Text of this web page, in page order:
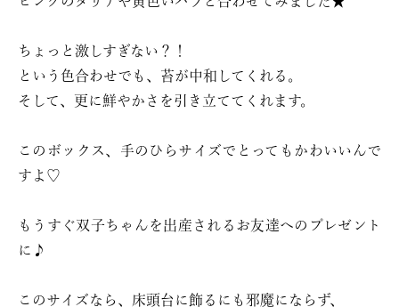
ちょっと激しすぎない？！
という色合わせでも、苔が中和してくれる。
そして、更に鮮やかさを引き立ててくれます。
このボックス、手のひらサイズでとってもかわいいんで
すよ♡
もうすぐ双子ちゃんを出産されるお友達へのプレゼント
に♪
このサイズなら、床頭台に飾るにも邪魔にならず、